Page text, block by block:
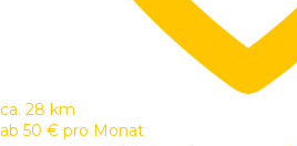
ca. 28 km
ab 50 € pro Monat